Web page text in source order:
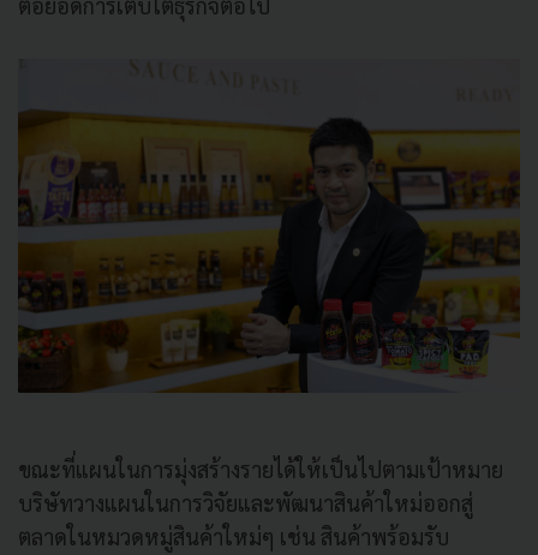
ขณะที่แผนในการมุ่งสร้างรายได้ให้เป็นไปตามเป้าหมาย
บริษัทวางแผนในการวิจัยและพัฒนาสินค้าใหม่ออกสู่
ตลาดในหมวดหมู่สินค้าใหม่ๆ เช่น สินค้าพร้อมรับ